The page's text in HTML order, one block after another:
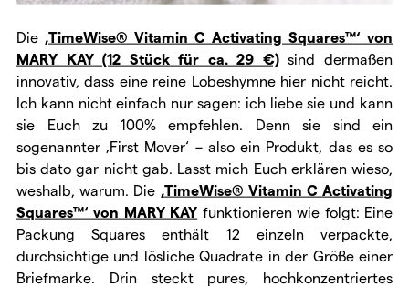
Die ‚TimeWise® Vitamin C Activating Squares™‘ von
MARY KAY(12 Stück für ca. 29 €)sind dermaßen
innovativ, dass eine reine Lobeshymne hier nicht reicht.
Ich kann nicht einfach nur sagen: ich liebe sie und kann
sie Euch zu 100% empfehlen. Denn sie sind ein
sogenannter ‚First Mover‘ – also ein Produkt, das es so
bis dato gar nicht gab. Lasst mich Euch erklären wieso,
weshalb, warum. Die ‚TimeWise® Vitamin C Activating
Squares™‘ von MARY KAY funktionieren wie folgt: Eine
Packung Squares enthält 12 einzeln verpackte,
durchsichtige und lösliche Quadrate in der Größe einer
Briefmarke. Drin steckt pures, hochkonzentriertes